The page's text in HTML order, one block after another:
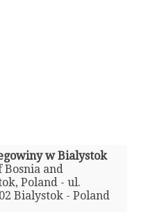
w Bialystok
Bosnia and
Poland - ul.
Bialystok - Poland